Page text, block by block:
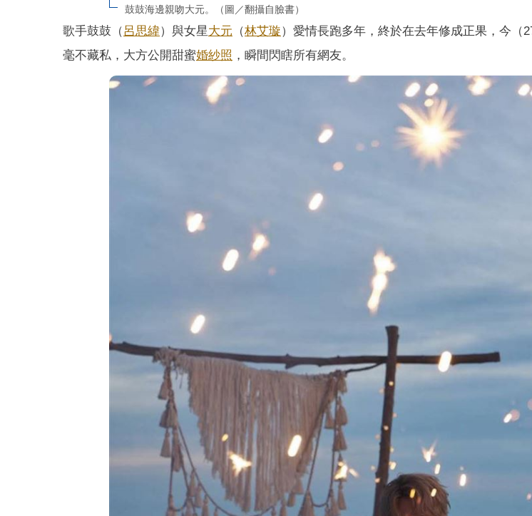
鼓鼓海邊親吻大元。（圖／翻攝自臉書）
歌手鼓鼓（呂思緯）與女星大元 （林艾璇）愛情長跑多年，終於在去年修成正果，今（
毫不藏私，大方公開甜蜜婚紗照 ，瞬間閃瞎所有網友。